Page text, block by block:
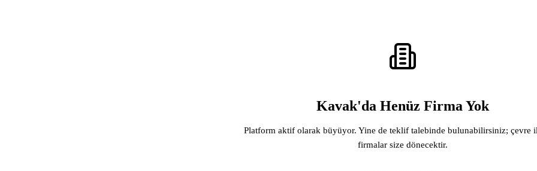
Kavak'da Henüz Firma Yok
Platform aktif olarak büyüyor. Yine de teklif talebinde bulunabilirsiniz; çevre
firmalar size dönecektir.